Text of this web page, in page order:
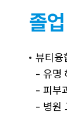
졸
뷰티융
- 유명
- 피부
- 병원